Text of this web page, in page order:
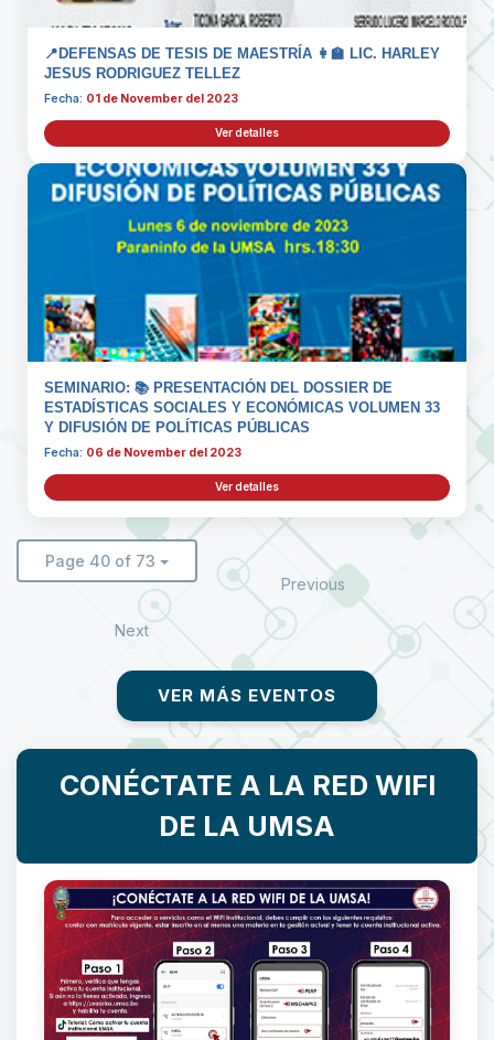
📍DEFENSAS DE TESIS DE MAESTRÍA 👩‍🏫 LIC. HARLEY
JESUS RODRIGUEZ TELLEZ
Fecha: 01 de November del 2023
Ver detalles
SEMINARIO: 📚 PRESENTACIÓN DEL DOSSIER DE
ESTADÍSTICAS SOCIALES Y ECONÓMICAS VOLUMEN 33
Y DIFUSIÓN DE POLÍTICAS PÚBLICAS
Fecha: 06 de November del 2023
Ver detalles
Page 40 of 73
Previous
Next
VER MÁS EVENTOS
CONÉCTATE A LA RED WIFI
DE LA UMSA